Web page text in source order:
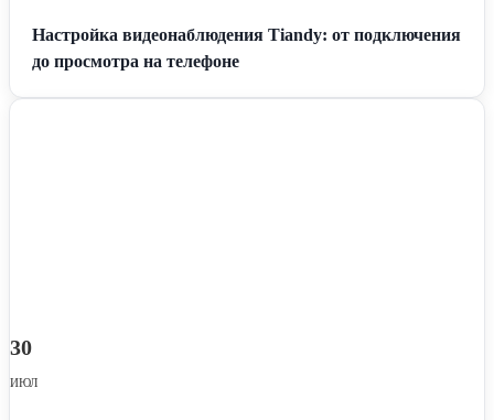
Настройка видеонаблюдения Tiandy: от подключения
до просмотра на телефоне
30
ИЮЛ